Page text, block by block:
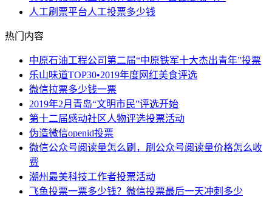
人工刷票平台人工投票多少钱
热门内容
中原石油工程公司第二届“中原铁军十大杰出青年”投票
乐山味道TOP30•2019年度网红美食评选
微信拉票多少钱一票
2019年2月青岛“文明市民”评选开始
第十二届感动社区人物评选投票活动
伪造微信openid投票
微信公众号阅读量怎么刷，刷公众号阅读量价格怎么收
费
潮州最美科技工作者投票活动
飞鱼投票一票多少钱？微信投票最后一天冲刺多少